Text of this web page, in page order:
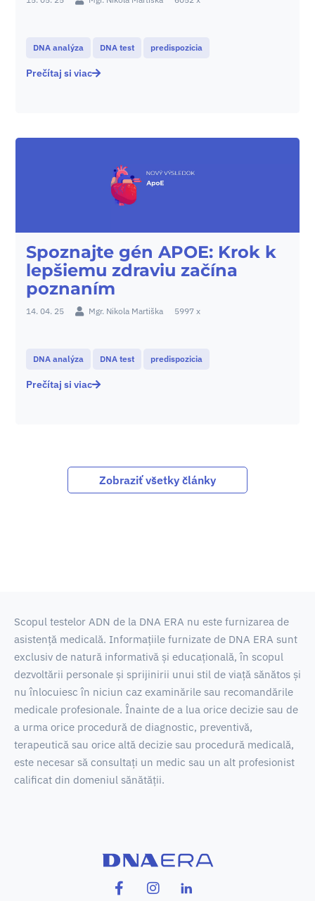
DNA analýza DNA test predispozicia
Prečítaj si viac
Spoznajte gén APOE: Krok k
lepšiemu zdraviu začína
poznaním
14. 04. 25 Mgr. Nikola Martiška 5997 x
DNA analýza DNA test predispozicia
Prečítaj si viac
Zobraziť všetky články
Scopul testelor ADN de la DNA ERA nu este furnizarea de
asistență medicală. Informațiile furnizate de DNA ERA sunt
exclusiv de natură informativă și educațională, în scopul
dezvoltării personale și sprijinirii unui stil de viață sănătos și
nu înlocuiesc în niciun caz examinările sau recomandările
medicale profesionale. Înainte de a lua orice decizie sau de
a urma orice procedură de diagnostic, preventivă,
terapeutică sau orice altă decizie sau procedură medicală,
este necesar să consultați un medic sau un alt profesionist
calificat din domeniul sănătății.